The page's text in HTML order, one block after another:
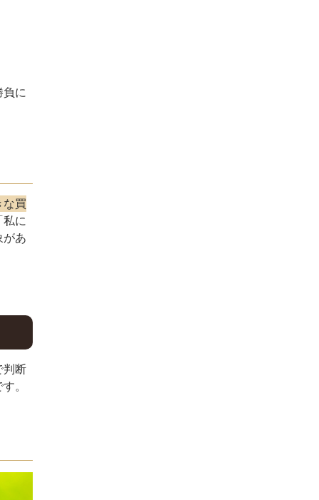
に
な買
に
があ
判断
。